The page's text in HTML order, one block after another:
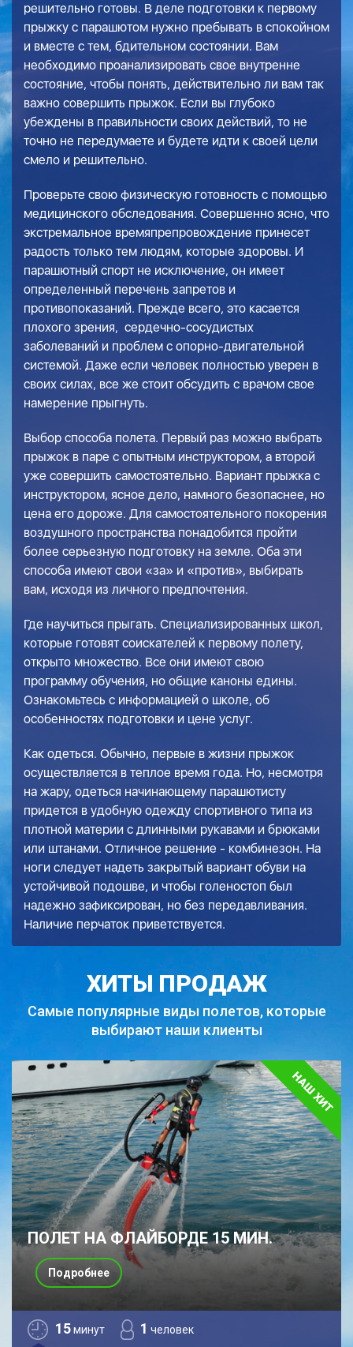
решительно готовы. В деле подготовки к первому
прыжку с парашютом нужно пребывать в спокойном
и вместе с тем, бдительном состоянии. Вам
необходимо проанализировать свое внутренне
состояние, чтобы понять, действительно ли вам так
важно совершить прыжок. Если вы глубоко
убеждены в правильности своих действий, то не
точно не передумаете и будете идти к своей цели
смело и решительно.
Проверьте свою физическую готовность с помощью
медицинского обследования. Совершенно ясно, что
экстремальное времяпрепровождение принесет
радость только тем людям, которые здоровы. И
парашютный спорт не исключение, он имеет
определенный перечень запретов и
противопоказаний. Прежде всего, это касается
плохого зрения, сердечно-сосудистых
заболеваний и проблем с опорно-двигательной
системой. Даже если человек полностью уверен в
своих силах, все же стоит обсудить с врачом свое
намерение прыгнуть.
Выбор способа полета. Первый раз можно выбрать
прыжок в паре с опытным инструктором, а второй
уже совершить самостоятельно. Вариант прыжка с
инструктором, ясное дело, намного безопаснее, но
цена его дороже. Для самостоятельного покорения
воздушного пространства понадобится пройти
более серьезную подготовку на земле. Оба эти
способа имеют свои «за» и «против», выбирать
вам, исходя из личного предпочтения.
Где научиться прыгать. Специализированных школ,
которые готовят соискателей к первому полету,
открыто множество. Все они имеют свою
программу обучения, но общие каноны едины.
Ознакомьтесь с информацией о школе, об
особенностях подготовки и цене услуг.
Как одеться. Обычно, первые в жизни прыжок
осуществляется в теплое время года. Но, несмотря
на жару, одеться начинающему парашютисту
придется в удобную одежду спортивного типа из
плотной материи с длинными рукавами и брюками
или штанами. Отличное решение - комбинезон. На
ноги следует надеть закрытый вариант обуви на
устойчивой подошве, и чтобы голеностоп был
надежно зафиксирован, но без передавливания.
Наличие перчаток приветствуется.
ХИТЫ ПРОДАЖ
Самые популярные виды полетов, которые
выбирают наши клиенты
ПОЛЕТ НА ФЛАЙБОРДЕ 15 МИН.
15минут 1 человек
Подробнее